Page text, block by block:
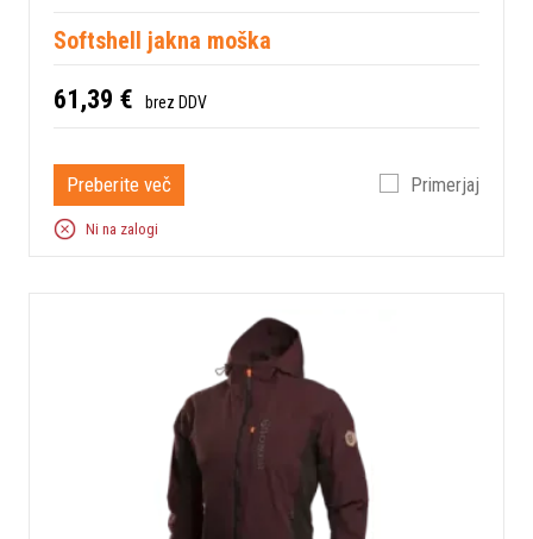
Softshell jakna moška
61,39 € brez DDV
Preberite več Primerjaj
Ni na zalogi